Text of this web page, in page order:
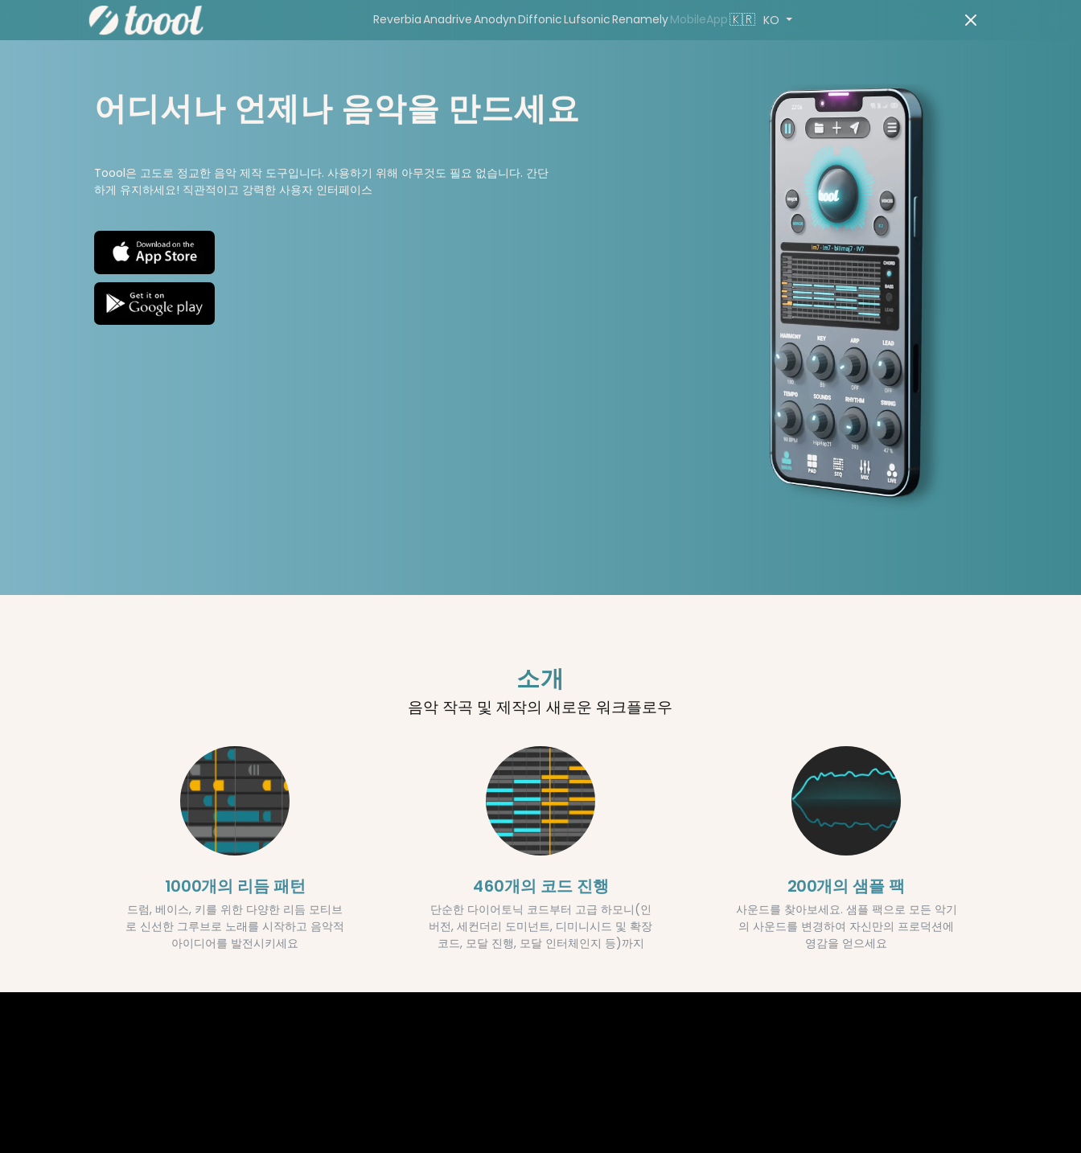
ReverbiaAnadriveAnodynDiffonicLufsonicRenamelyMobileApp🇰🇷 KO
어디서나 언제나 음악을 만드세요
Toool은 고도로 정교한 음악 제작 도구입니다. 사용하기 위해 아무것도 필요 없습니다. 간단
하게 유지하세요! 직관적이고 강력한 사용자 인터페이스
소개
음악 작곡 및 제작의 새로운 워크플로우
1000개의 리듬 패턴
드럼, 베이스, 키를 위한 다양한 리듬 모티브
로 신선한 그루브로 노래를 시작하고 음악적
아이디어를 발전시키세요
460개의 코드 진행
단순한 다이어토닉 코드부터 고급 하모니(인
버전, 세컨더리 도미넌트, 디미니시드 및 확장
코드, 모달 진행, 모달 인터체인지 등)까지
200개의 샘플 팩
사운드를 찾아보세요. 샘플 팩으로 모든 악기
의 사운드를 변경하여 자신만의 프로덕션에
영감을 얻으세요